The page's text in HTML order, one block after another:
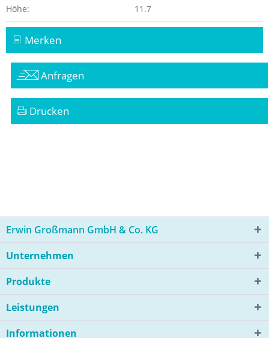
Höhe: 11.7
Merken
Anfragen
Drucken
Erwin Großmann GmbH & Co. KG
Unternehmen
Produkte
Leistungen
Informationen